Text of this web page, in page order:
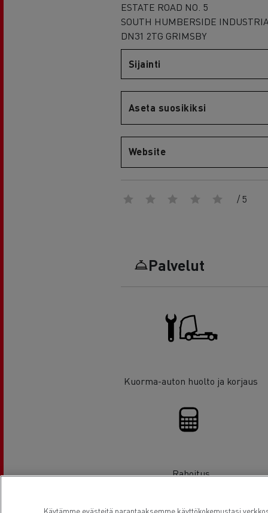
ESTATE ROAD NO. 5
SOUTH HUMBERSIDE
DN31 2TG GRIMSBY
Sijainti
Aseta suosikiksi
Website
/ 5
Palvelut
Kuorma-auton huolto ja korjaus
Rahoitus